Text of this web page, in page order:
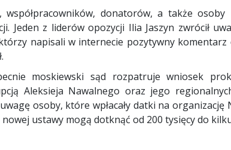
donatorów, a także osoby
Jeden z liderów opozycji Ilia Jaszyn zwrócił
napisali w internecie pozytywny
moskiewski sąd rozpatruje wniosek
Aleksieja Nawalnego oraz jego
osoby, które wpłacały datki na organizację
ustawy mogą dotknąć od 200 tysięcy do